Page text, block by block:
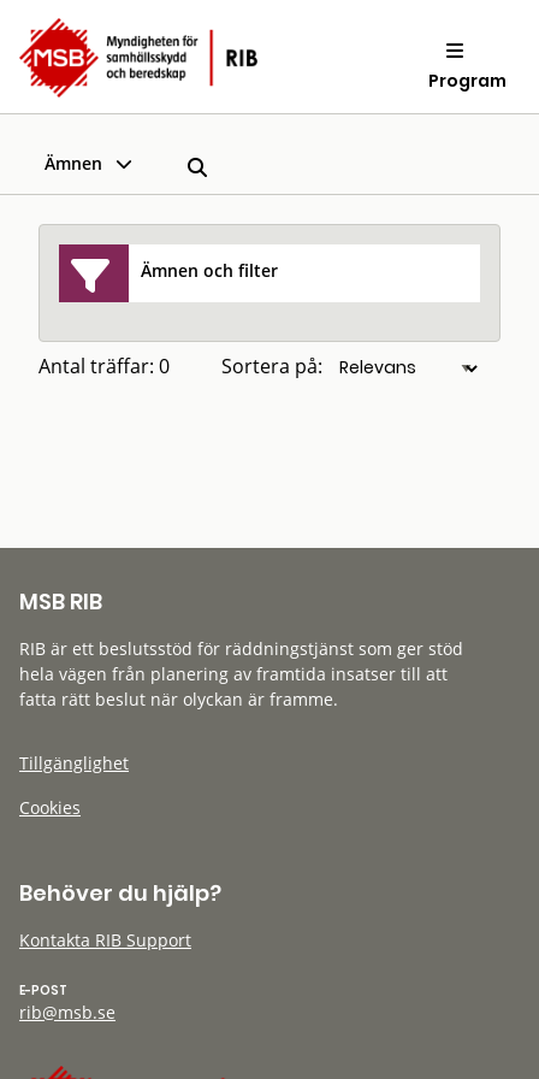
Program
Ämnen
Ämnen och filter
Antal träffar: 0 Sortera på:
MSB RIB
RIB är ett beslutsstöd för räddningstjänst som ger stöd
hela vägen från planering av framtida insatser till att
fatta rätt beslut när olyckan är framme.
Tillgänglighet
Cookies
Behöver du hjälp?
Kontakta RIB Support
E-POST
rib@msb.se